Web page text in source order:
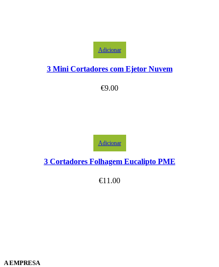
Adicionar
3 Mini Cortadores com Ejetor Nuvem
€9.00
Adicionar
3 Cortadores Folhagem Eucalipto PME
€11.00
A EMPRESA